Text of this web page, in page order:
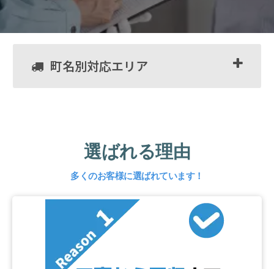
町名別対応エリア
選ばれる理由
多くのお客様に選ばれています！